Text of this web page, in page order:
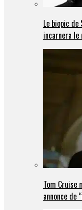
Le biopic de
incarnera le
Tom Cruise
annonce de